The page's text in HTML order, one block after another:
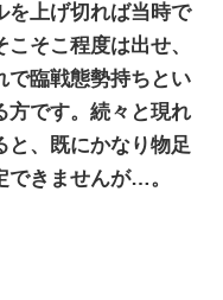
を上げ切れば当時で
そこ程度は出せ、
で臨戦態勢持ちとい
方です。続々と現れ
と、既にかなり物足
できませんが…。